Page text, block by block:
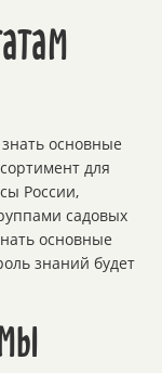
основные
для
России,
садовых
основные
знаний будет